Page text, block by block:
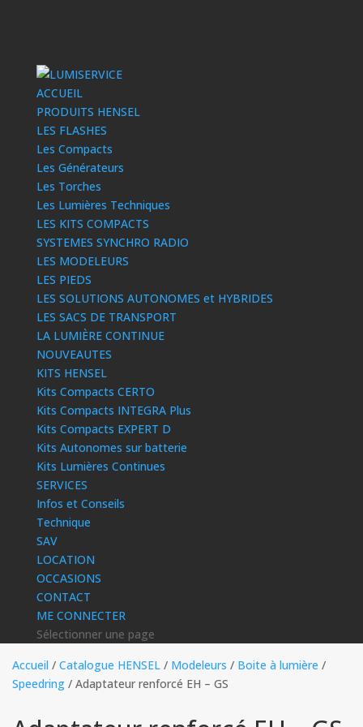
ACCUEIL
PRODUITS HENSEL
LES FLASHES
Les Compacts
Les Générateurs
Les Torches
Les Lumières Techniques
LES KITS COMPACTS
SYSTEMES SYNCHRO RADIO
LES MODELEURS
LES PIEDS
LES SOLUTIONS AUTONOMES et HYBRIDES
LES SACS DE TRANSPORT
LA LUMIÈRE CONTINUE
NOUVEAUTES
KITS HENSEL
Kits Compacts CERTO
Kits Compacts INTEGRA Plus
Kits Compacts EXPERT D
Kits Autonomes sur batterie
Kits Lumières Continues
SERVICES
Infos et Conseils
Technique
SAV
LOCATION
OCCASIONS
CONTACT
ME CONNECTER
Sélectionner une page
Accueil / Catalogue HENSEL / Modeleurs / Boite à lumière /
Speedring / Adaptateur renforcé EH – GS